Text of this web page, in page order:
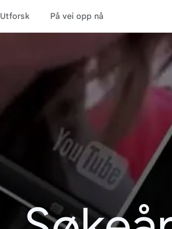
Utforsk På vei opp nå